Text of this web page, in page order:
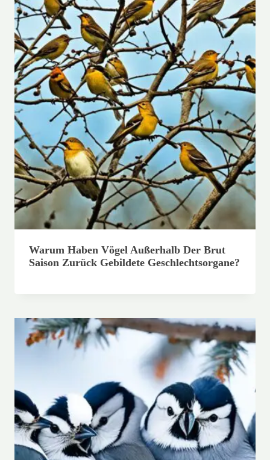
Warum Haben Vögel Außerhalb Der Brut
Saison Zurück Gebildete Geschlechtsorgane?